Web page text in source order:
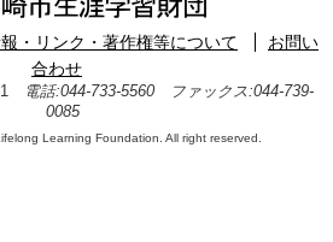
・リンク・著作権等について
お問い
合わせ
電話:044-733-5560 ファックス:044-739-
0085
Learning Foundation. All right reserved.